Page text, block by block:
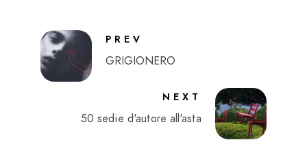
PREV
GRIGIONERO
NEXT
50 sedie d'autore all'asta